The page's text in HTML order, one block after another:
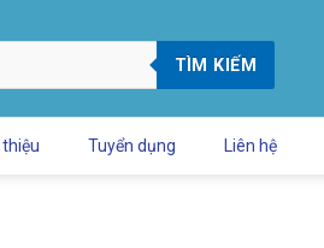
TÌM KIẾM
thiệu Tuyển dụng Liên hệ